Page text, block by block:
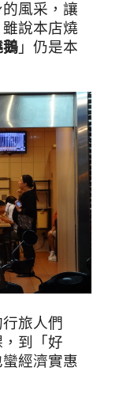
風采，讓
說本店燒
鵝 」仍是本
旅人們
到「好
經濟實惠